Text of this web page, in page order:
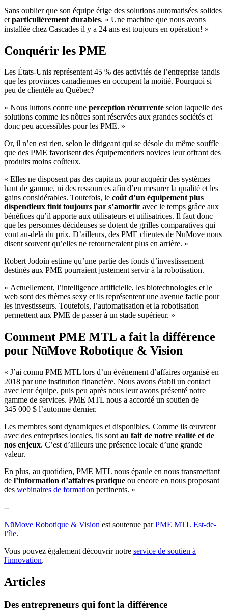
Sans oublier que son équipe érige des solutions automatisées solides
et particulièrement durables. « Une machine que nous avons
installée chez Cascades il y a 24 ans est toujours en opération! »
Conquérir les PME
Les États-Unis représentent 45 % des activités de l’entreprise tandis
que les provinces canadiennes en occupent la moitié. Pourquoi si
peu de clientèle au Québec?
« Nous luttons contre une perception récurrente selon laquelle des
solutions comme les nôtres sont réservées aux grandes sociétés et
donc peu accessibles pour les PME. »
Or, il n’en est rien, selon le dirigeant qui se désole du même souffle
que des PME favorisent des équipementiers novices leur offrant des
produits moins coûteux.
« Elles ne disposent pas des capitaux pour acquérir des systèmes
haut de gamme, ni des ressources afin d’en mesurer la qualité et les
gains considérables. Toutefois, le coût d’un équipement plus
dispendieux finit toujours par s’amortir avec le temps grâce aux
bénéfices qu’il apporte aux utilisateurs et utilisatrices. Il faut donc
que les personnes décideuses se dotent de grilles comparatives qui
vont au-delà du prix. D’ailleurs, des PME clientes de NūMove nous
disent souvent qu’elles ne retourneraient plus en arrière. »
Robert Jodoin estime qu’une partie des fonds d’investissement
destinés aux PME pourraient justement servir à la robotisation.
« Actuellement, l’intelligence artificielle, les biotechnologies et le
web sont des thèmes sexy et ils représentent une avenue facile pour
les investisseurs. Toutefois, l’automatisation et la robotisation
permettent aux PME de passer à un stade supérieur. »
Comment PME MTL a fait la différence
pour NūMove Robotique & Vision
« J’ai connu PME MTL lors d’un événement d’affaires organisé en
2018 par une institution financière. Nous avons établi un contact
avec leur équipe, puis peu après nous leur avons présenté notre
gamme de services. PME MTL nous a accordé un soutien de
345 000 $ l’automne dernier.
Les membres sont dynamiques et disponibles. Comme ils œuvrent
avec des entreprises locales, ils sont au fait de notre réalité et de
nos enjeux. C’est d’ailleurs une présence locale d’une grande
valeur.
En plus, au quotidien, PME MTL nous épaule en nous transmettant
de l’information d’affaires pratique ou encore en nous proposant
des webinaires de formation pertinents. »
--
NūMove Robotique & Vision est soutenue parPME MTL Est-de-
l’île.
Vous pouvez également découvrir notre service de soutien à
l'innovation.
Articles
Des entrepreneurs qui font la différence